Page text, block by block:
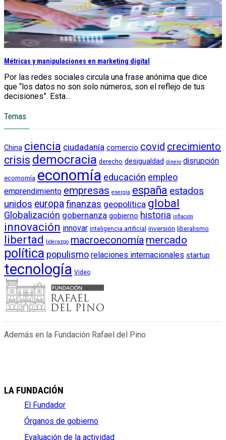
Métricas y manipulaciones en marketing digital
Por las redes sociales circula una frase anónima que dice
que “los datos no son solo números, son el reflejo de tus
decisiones”. Esta...
Temas
China ciencia ciudadanía comercio covid crecimiento
crisis democracia derecho desigualdad dinero disrupción
ecomomía economía educación empleo
emprendimiento empresas energía españa estados
unidos europafinanzas geopolítica global
Globalización gobernanza gobierno historia inflación
innovación innovar inteligencia artificial inversión liberalismo
libertad liderazgo macroeconomía mercado
política populismo relaciones internacionales startup
tecnología Video
Además en la Fundación Rafael del Pino
LA FUNDACIÓN
El Fundador
Órganos de gobierno
Evaluación de la actividad